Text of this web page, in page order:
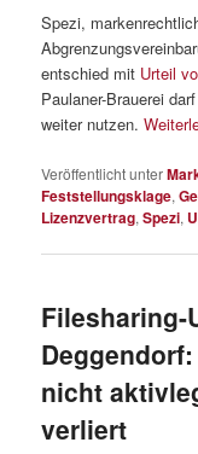
Spezi,
entschied mit Urteil
Paulaner-Brauerei
weiter nutzen.
Veröffentlicht unter
Feststellungsklage,
Lizenzvertrag,Spezi,
Filesharing-
nicht
verliert